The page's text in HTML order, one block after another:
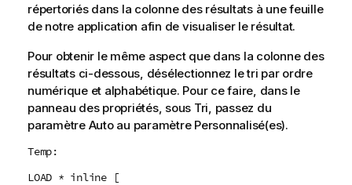
répertoriés dans la colonne des résultats à une feuille
de notre application afin de visualiser le résultat.
Pour obtenir le même aspect que dans la colonne des
résultats ci-dessous, désélectionnez le tri par ordre
numérique et alphabétique. Pour ce faire, dans le
panneau des propriétés, sous Tri, passez du
paramètre Auto au paramètre Personnalisé(es).
Temp:
LOAD * inline [